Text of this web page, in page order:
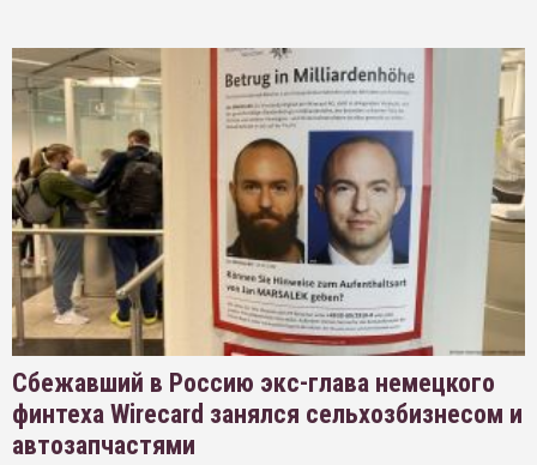
Сбежавший в Россию экс-глава немецкого
финтеха Wirecard занялся сельхозбизнесом и
автозапчастями